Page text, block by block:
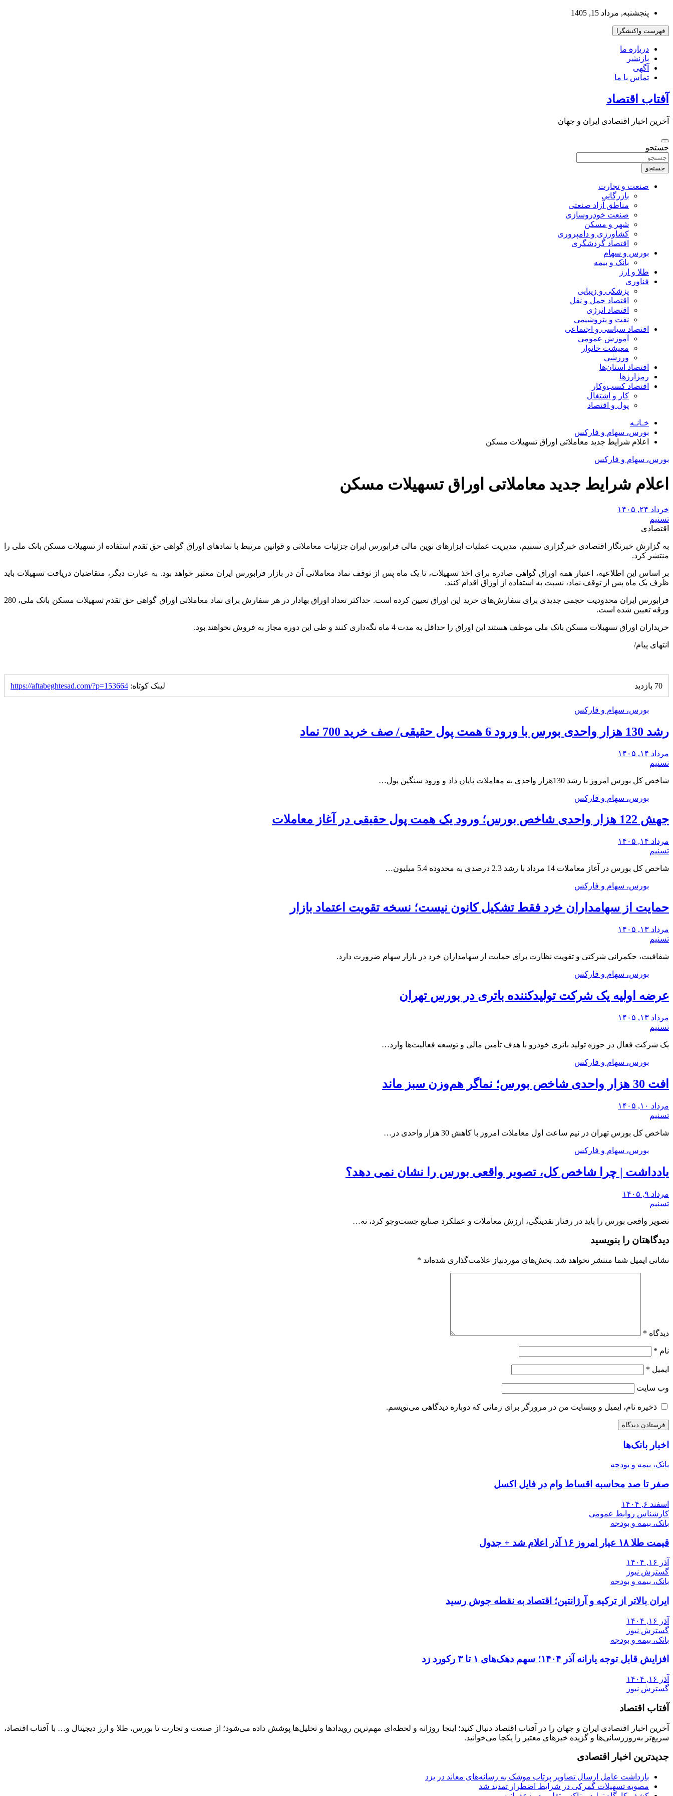
بروید
پنجشنبه, مرداد 15, 1405
فهرست واکنشگرا
درباره ما
بازنشر
آگهی
تماس با ما
آفتاب اقتصاد
آخرین اخبار اقتصادی ایران و جهان
جستجو
جستجو
صنعت و تجارت
بازرگانی
مناطق آزاد صنعتی
صنعت خودروسازی
شهر و مسکن
کشاورزی و دامپروری
اقتصاد گردشگری
بورس و سهام
بانک و بیمه
طلا و ارز
فناوری
پزشکی و زیبایی
اقتصاد حمل و نقل
اقتصاد انرژی
نفت و پتروشیمی
اقتصاد سیاسی و اجتماعی
آموزش عمومی
معیشت خانوار
ورزشی
اقتصاد استان‌ها
رمزارزها
اقتصاد کسب‌و‌کار
کار و اشتغال
پول و اقتصاد
خـانـه
بورس، سهام و فارکس
اعلام شرایط جدید معاملاتی اوراق تسهیلات مسکن
بورس، سهام و فارکس
اعلام شرایط جدید معاملاتی اوراق تسهیلات مسکن
خرداد ۲۴, ۱۴۰۵
تسنیم
اقتصادی
به گزارش خبرنگار اقتصادی خبرگزاری تسنیم، مدیریت عملیات ابزارهای نوین مالی فرابورس ایران جزئیات معاملاتی و قوانین مرتبط با نمادهای اوراق گواهی حق تقدم استفاده از تسهیلات مسکن بانک ملی را
منتشر کرد.
بر اساس این اطلاعیه، اعتبار همه اوراق گواهی صادره برای اخذ تسهیلات، تا یک ماه پس از توقف نماد معاملاتی آن در بازار فرابورس ایران معتبر خواهد بود. به عبارت دیگر، متقاضیان دریافت تسهیلات باید
ظرف یک ماه پس از توقف نماد، نسبت به استفاده از اوراق اقدام کنند.
فرابورس ایران محدودیت حجمی جدیدی برای سفارش‌های خرید این اوراق تعیین کرده است. حداکثر تعداد اوراق بهادار در هر سفارش برای نماد معاملاتی اوراق گواهی حق تقدم تسهیلات مسکن بانک ملی، 280
ورقه تعیین شده است.
خریداران اوراق تسهیلات مسکن بانک ملی موظف هستند این اوراق را حداقل به مدت 4 ماه نگه‌داری کنند و طی این دوره مجاز به فروش نخواهند بود.
انتهای پیام/
70 بازدید لینک کوتاه: https://aftabeghtesad.com/?p=153664
بورس، سهام و فارکس
رشد 130 هزار واحدی بورس با ورود 6 همت پول حقیقی/ صف خرید 700 نماد
مرداد ۱۴, ۱۴۰۵
تسنیم
شاخص کل بورس امروز با رشد 130هزار واحدی به معاملات پایان داد و ورود سنگین پول…
بورس، سهام و فارکس
جهش 122 هزار واحدی شاخص بورس؛ ورود یک همت پول حقیقی در آغاز معاملات
مرداد ۱۴, ۱۴۰۵
تسنیم
شاخص کل بورس در آغاز معاملات 14 مرداد با رشد 2.3 درصدی به محدوده 5.4 میلیون…
بورس، سهام و فارکس
حمایت از سهامداران خرد فقط تشکیل کانون نیست؛ نسخه تقویت اعتماد بازار
مرداد ۱۳, ۱۴۰۵
تسنیم
شفافیت، حکمرانی شرکتی و تقویت نظارت برای حمایت از سهامداران خرد در بازار سهام ضرورت دارد.
بورس، سهام و فارکس
عرضه اولیه یک شرکت تولیدکننده باتری در بورس تهران
مرداد ۱۳, ۱۴۰۵
تسنیم
یک شرکت فعال در حوزه تولید باتری خودرو با هدف تأمین مالی و توسعه فعالیت‌ها وارد…
بورس، سهام و فارکس
افت 30 هزار واحدی شاخص بورس؛ نماگر هم‌وزن سبز ماند
مرداد ۱۰, ۱۴۰۵
تسنیم
شاخص کل بورس تهران در نیم ساعت اول معاملات امروز با کاهش 30 هزار واحدی در…
بورس، سهام و فارکس
یادداشت | چرا شاخص کل، تصویر واقعی بورس را نشان نمی دهد؟
مرداد ۹, ۱۴۰۵
تسنیم
تصویر واقعی بورس را باید در رفتار نقدینگی، ارزش معاملات و عملکرد صنایع جست‌وجو کرد، نه…
دیدگاهتان را بنویسید
نشانی ایمیل شما منتشر نخواهد شد. بخش‌های موردنیاز علامت‌گذاری شده‌اند *
دیدگاه *
نام *
ایمیل *
وب‌ سایت
ذخیره نام، ایمیل و وبسایت من در مرورگر برای زمانی که دوباره دیدگاهی می‌نویسم.
اخبار بانک‌ها
بانک، بیمه و بودجه
صفر تا صد محاسبه اقساط وام در فایل اکسل
اسفند ۶, ۱۴۰۴
کارشناس روابط عمومی
بانک، بیمه و بودجه
قیمت طلا ۱۸ عیار امروز ۱۶ آذر اعلام شد + جدول
آذر ۱۶, ۱۴۰۴
گسترش نیوز
بانک، بیمه و بودجه
ایران بالاتر از ترکیه و آرژانتین؛ اقتصاد به نقطه جوش رسید
آذر ۱۶, ۱۴۰۴
گسترش نیوز
بانک، بیمه و بودجه
افزایش قابل توجه یارانه آذر ۱۴۰۴؛ سهم دهک‌های ۱ تا ۳ رکورد زد
آذر ۱۶, ۱۴۰۴
گسترش نیوز
آفتاب اقتصاد
آخرین اخبار اقتصادی ایران و جهان را در آفتاب اقتصاد دنبال کنید؛ اینجا روزانه و لحظه‌ای مهم‌ترین رویدادها و تحلیل‌ها پوشش داده می‌شود؛ از صنعت و تجارت تا بورس، طلا و ارز دیجیتال و… با آفتاب اقتصاد،
سریع‌تر به‌روزرسانی‌ها و گزیده خبرهای معتبر را یکجا می‌خوانید.
جدیدترین اخبار اقتصادی
بازداشت عامل ارسال تصاویر پرتاب موشک به رسانه‌های معاند در یزد
مصوبه تسهیلات گمرکی در شرایط اضطرار تمدید شد